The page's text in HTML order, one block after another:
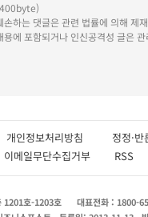
하는 댓글은 관련 법률에 의해 제
에 포함되거나 인신공격성 글은
개인정보처리방침 정정·
이메일무단수집거부 RSS
1201호-1203호 대표전화 : 1800-